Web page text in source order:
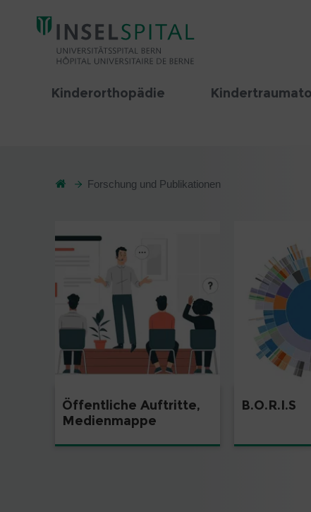
Kinderorthopädie
Forschung und Publikationen
Öffentliche Auftritte,
Medienmappe
B.O.R.I.S